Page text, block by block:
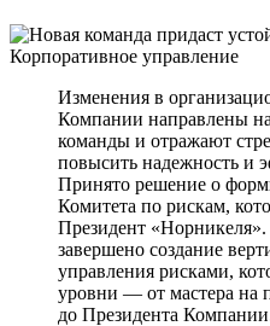
Корпоративное управление
Изменения в
Компании направлены
команды и отражают
повысить надежность и
Принято решение о
Комитета по рискам,
Президент
завершено создание
управления рисками,
уровни — от мастера на
до Президента